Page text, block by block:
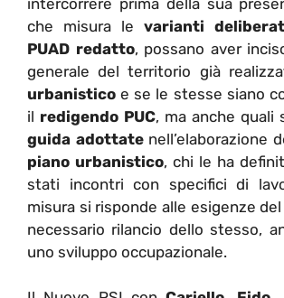
che misura le varianti
PUAD redatto, possano aver
generale del territorio già
urbanistico e se le stesse siano
il redigendo PUC, ma anche quali
guida adottatenell’elaborazione
piano urbanistico, chi le ha
stati incontri con specifici di
misura si risponde alle esigenze
necessario rilancio dello stesso,
uno sviluppo occupazionale.